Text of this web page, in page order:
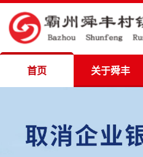
首页 关于舜丰